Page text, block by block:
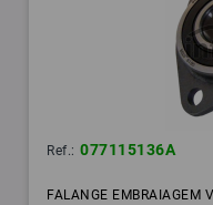
Ref.: 077115136A
FALANGE EMBRAIAGEM